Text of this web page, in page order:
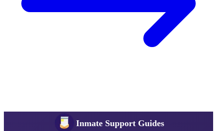
Inmate Support Guides